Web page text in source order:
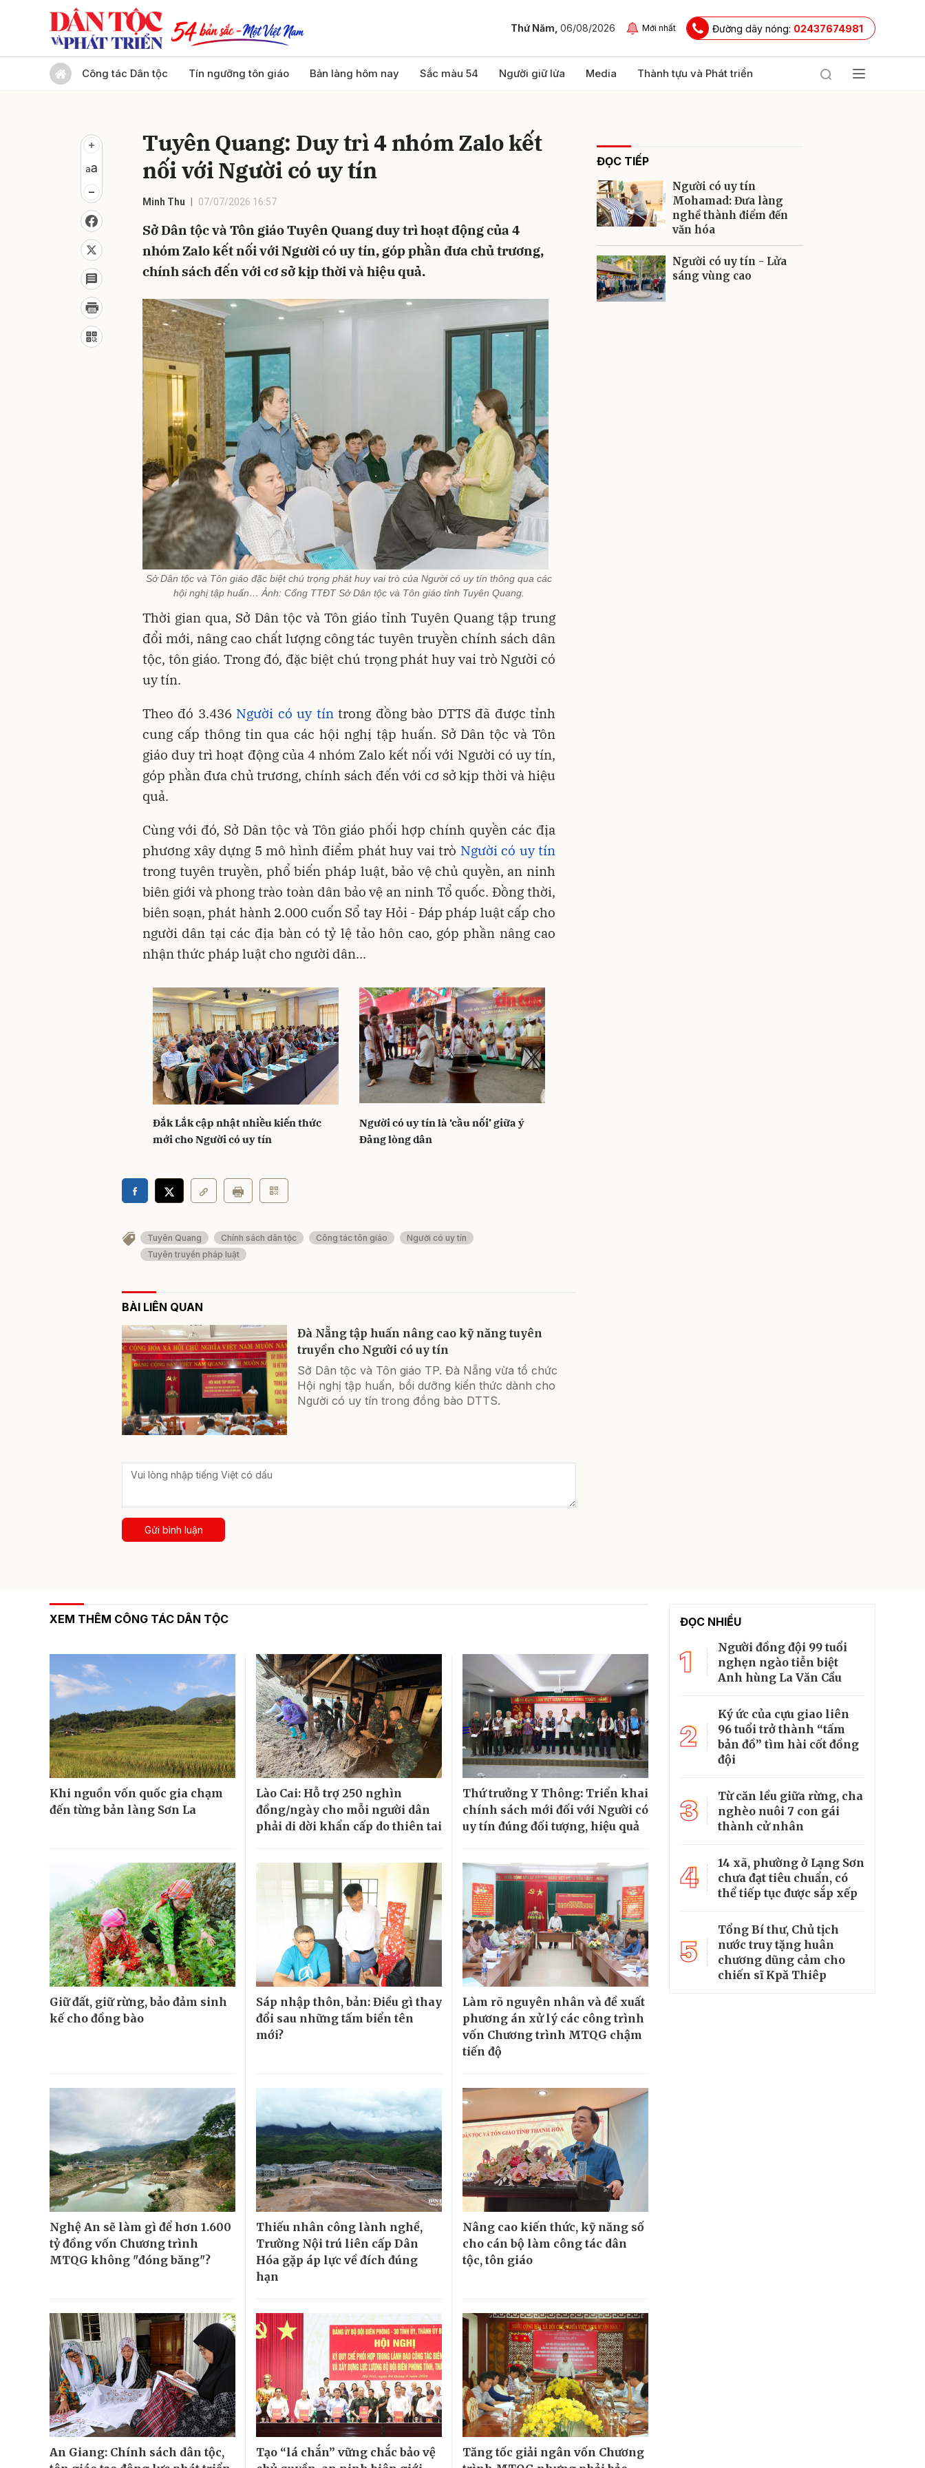
Thứ Năm, 06/08/2026 Mới nhất Đường dây nóng: 02437674981
Công tác Dân tộc Tín ngưỡng tôn giáo Bản làng hôm nay Sắc màu 54 Người giữ lửa Media Thành tựu và Phát triển
Tuyên Quang: Duy trì 4 nhóm Zalo kết
nối với Người có uy tín
Minh Thu 07/07/2026 16:57
Sở Dân tộc và Tôn giáo Tuyên Quang duy trì hoạt động của 4
nhóm Zalo kết nối với Người có uy tín, góp phần đưa chủ trương,
chính sách đến với cơ sở kịp thời và hiệu quả.
Sở Dân tộc và Tôn giáo đặc biệt chú trọng phát huy vai trò của Người có uy tín thông qua các
hội nghị tập huấn… Ảnh: Cổng TTĐT Sở Dân tộc và Tôn giáo tỉnh Tuyên Quang.
Thời gian qua, Sở Dân tộc và Tôn giáo tỉnh Tuyên Quang tập trung
đổi mới, nâng cao chất lượng công tác tuyên truyền chính sách dân
tộc, tôn giáo. Trong đó, đặc biệt chú trọng phát huy vai trò Người có
uy tín.
Theo đó 3.436 Người có uy tín trong đồng bào DTTS đã được tỉnh
cung cấp thông tin qua các hội nghị tập huấn. Sở Dân tộc và Tôn
giáo duy trì hoạt động của 4 nhóm Zalo kết nối với Người có uy tín,
góp phần đưa chủ trương, chính sách đến với cơ sở kịp thời và hiệu
quả.
Cùng với đó, Sở Dân tộc và Tôn giáo phối hợp chính quyền các địa
phương xây dựng 5 mô hình điểm phát huy vai trò Người có uy tín
trong tuyên truyền, phổ biến pháp luật, bảo vệ chủ quyền, an ninh
biên giới và phong trào toàn dân bảo vệ an ninh Tổ quốc. Đồng thời,
biên soạn, phát hành 2.000 cuốn Sổ tay Hỏi - Đáp pháp luật cấp cho
người dân tại các địa bàn có tỷ lệ tảo hôn cao, góp phần nâng cao
nhận thức pháp luật cho người dân...
Đắk Lắk cập nhật nhiều kiến thức
mới cho Người có uy tín
Người có uy tín là ‘cầu nối’ giữa ý
Đảng lòng dân
Tuyên Quang Chính sách dân tộc Công tác tôn giáo
Người có uy tín
Tuyên truyền pháp luật
BÀI LIÊN QUAN
Đà Nẵng tập huấn nâng cao kỹ năng tuyên
truyền cho Người có uy tín
Sở Dân tộc và Tôn giáo TP. Đà Nẵng vừa tổ chức
Hội nghị tập huấn, bồi dưỡng kiến thức dành cho
Người có uy tín trong đồng bào DTTS.
Gửi bình luận
ĐỌC TIẾP
Người có uy tín
Mohamad: Đưa làng
nghề thành điểm đến
văn hóa
Người có uy tín - Lửa
sáng vùng cao
XEM THÊM CÔNG TÁC DÂN TỘC
Khi nguồn vốn quốc gia chạm
đến từng bản làng Sơn La
Lào Cai: Hỗ trợ 250 nghìn
đồng/ngày cho mỗi người dân
phải di dời khẩn cấp do thiên tai
Thứ trưởng Y Thông: Triển khai
chính sách mới đối với Người có
uy tín đúng đối tượng, hiệu quả
Giữ đất, giữ rừng, bảo đảm sinh
kế cho đồng bào
Sáp nhập thôn, bản: Điều gì thay
đổi sau những tấm biển tên
mới?
Làm rõ nguyên nhân và đề xuất
phương án xử lý các công trình
vốn Chương trình MTQG chậm
tiến độ
Nghệ An sẽ làm gì để hơn 1.600
tỷ đồng vốn Chương trình
MTQG không "đóng băng"?
Thiếu nhân công lành nghề,
Trường Nội trú liên cấp Dân
Hóa gặp áp lực về đích đúng
hạn
Nâng cao kiến thức, kỹ năng số
cho cán bộ làm công tác dân
tộc, tôn giáo
An Giang: Chính sách dân tộc,
Tạo “lá chắn” vững chắc bảo vệ
Tăng tốc giải ngân vốn Chương
ĐỌC NHIỀU
1
Người đồng đội 99 tuổi
nghẹn ngào tiễn biệt
Anh hùng La Văn Cầu
2
Ký ức của cựu giao liên
96 tuổi trở thành “tấm
bản đồ” tìm hài cốt đồng
đội
3
Từ căn lều giữa rừng, cha
nghèo nuôi 7 con gái
thành cử nhân
4
14 xã, phường ở Lạng Sơn
chưa đạt tiêu chuẩn, có
thể tiếp tục được sắp xếp
5
Tổng Bí thư, Chủ tịch
nước truy tặng huân
chương dũng cảm cho
chiến sĩ Kpă Thiêp
Gửi bình luận
Gửi